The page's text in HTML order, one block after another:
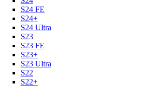
S24 FE
S24+
S24 Ultra
S23
S23 FE
S23+
S23 Ultra
S22
S22+